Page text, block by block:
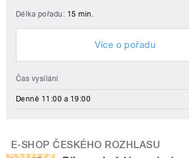
Délka pořadu: 15 min.
Více o pořadu
Čas vysílání
Denně 11:00 a 19:00
E-SHOP ČESKÉHO ROZHLASU